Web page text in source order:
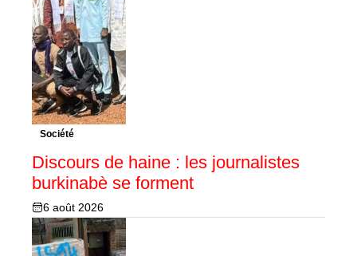
Société
Discours de haine : les journalistes
burkinabè se forment
6 août 2026